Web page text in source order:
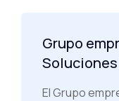
Grupo
El Grupo